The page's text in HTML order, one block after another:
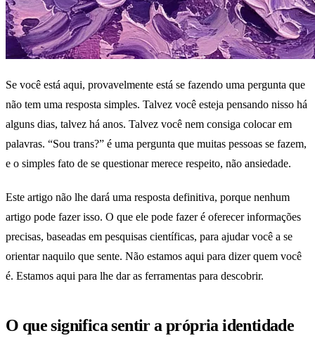
Se você está aqui, provavelmente está se fazendo uma pergunta que
não tem uma resposta simples. Talvez você esteja pensando nisso há
alguns dias, talvez há anos. Talvez você nem consiga colocar em
palavras. “Sou trans?” é uma pergunta que muitas pessoas se fazem,
e o simples fato de se questionar merece respeito, não ansiedade.
Este artigo não lhe dará uma resposta definitiva, porque nenhum
artigo pode fazer isso. O que ele pode fazer é oferecer informações
precisas, baseadas em pesquisas científicas, para ajudar você a se
orientar naquilo que sente. Não estamos aqui para dizer quem você
é. Estamos aqui para lhe dar as ferramentas para descobrir.
O que significa sentir a própria identidade